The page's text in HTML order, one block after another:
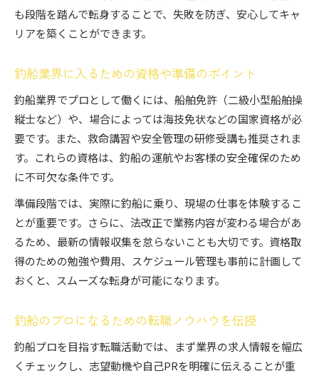
も段階を踏んで転身することで、失敗を防ぎ、安心してキャ
リアを築くことができます。
釣船業界に入るための資格や準備のポイント
釣船業界でプロとして働くには、船舶免許（二級小型船舶操
縦士など）や、場合によっては海技免状などの国家資格が必
要です。また、救命講習や安全管理の研修受講も推奨されま
す。これらの資格は、釣船の運航やお客様の安全確保のため
に不可欠な条件です。
準備段階では、実際に釣船に乗り、現場の仕事を体験するこ
とが重要です。さらに、法改正で業務内容が変わる場合があ
るため、最新の情報収集を怠らないことも大切です。資格取
得のための勉強や費用、スケジュール管理も事前に計画して
おくと、スムーズな転身が可能になります。
釣船のプロになるための転職ノウハウを伝授
釣船プロを目指す転職活動では、まず業界の求人情報を幅広
くチェックし、志望動機や自己PRを明確に伝えることが重